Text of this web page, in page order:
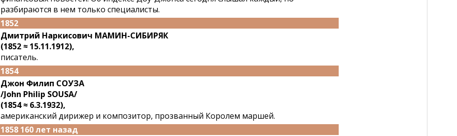
разбираются в нем только специалисты.
1852
Дмитрий Наркисович МАМИН-СИБИРЯК
(1852 ≈ 15.11.1912),
писатель.
1854
Джон Филип СОУЗА
/John Philip SOUSA/
(1854 ≈ 6.3.1932),
американский дирижер и композитор, прозванный Королем маршей.
1858 160 лет назад